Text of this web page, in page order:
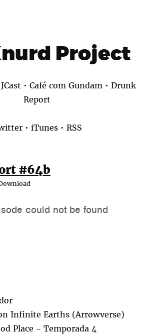
Project
JCast • Café com Gundam • Drunk
Report
• iTunes • RSS
#64b
Infinite Earths (Arrowverse)
Place - Temporada 4